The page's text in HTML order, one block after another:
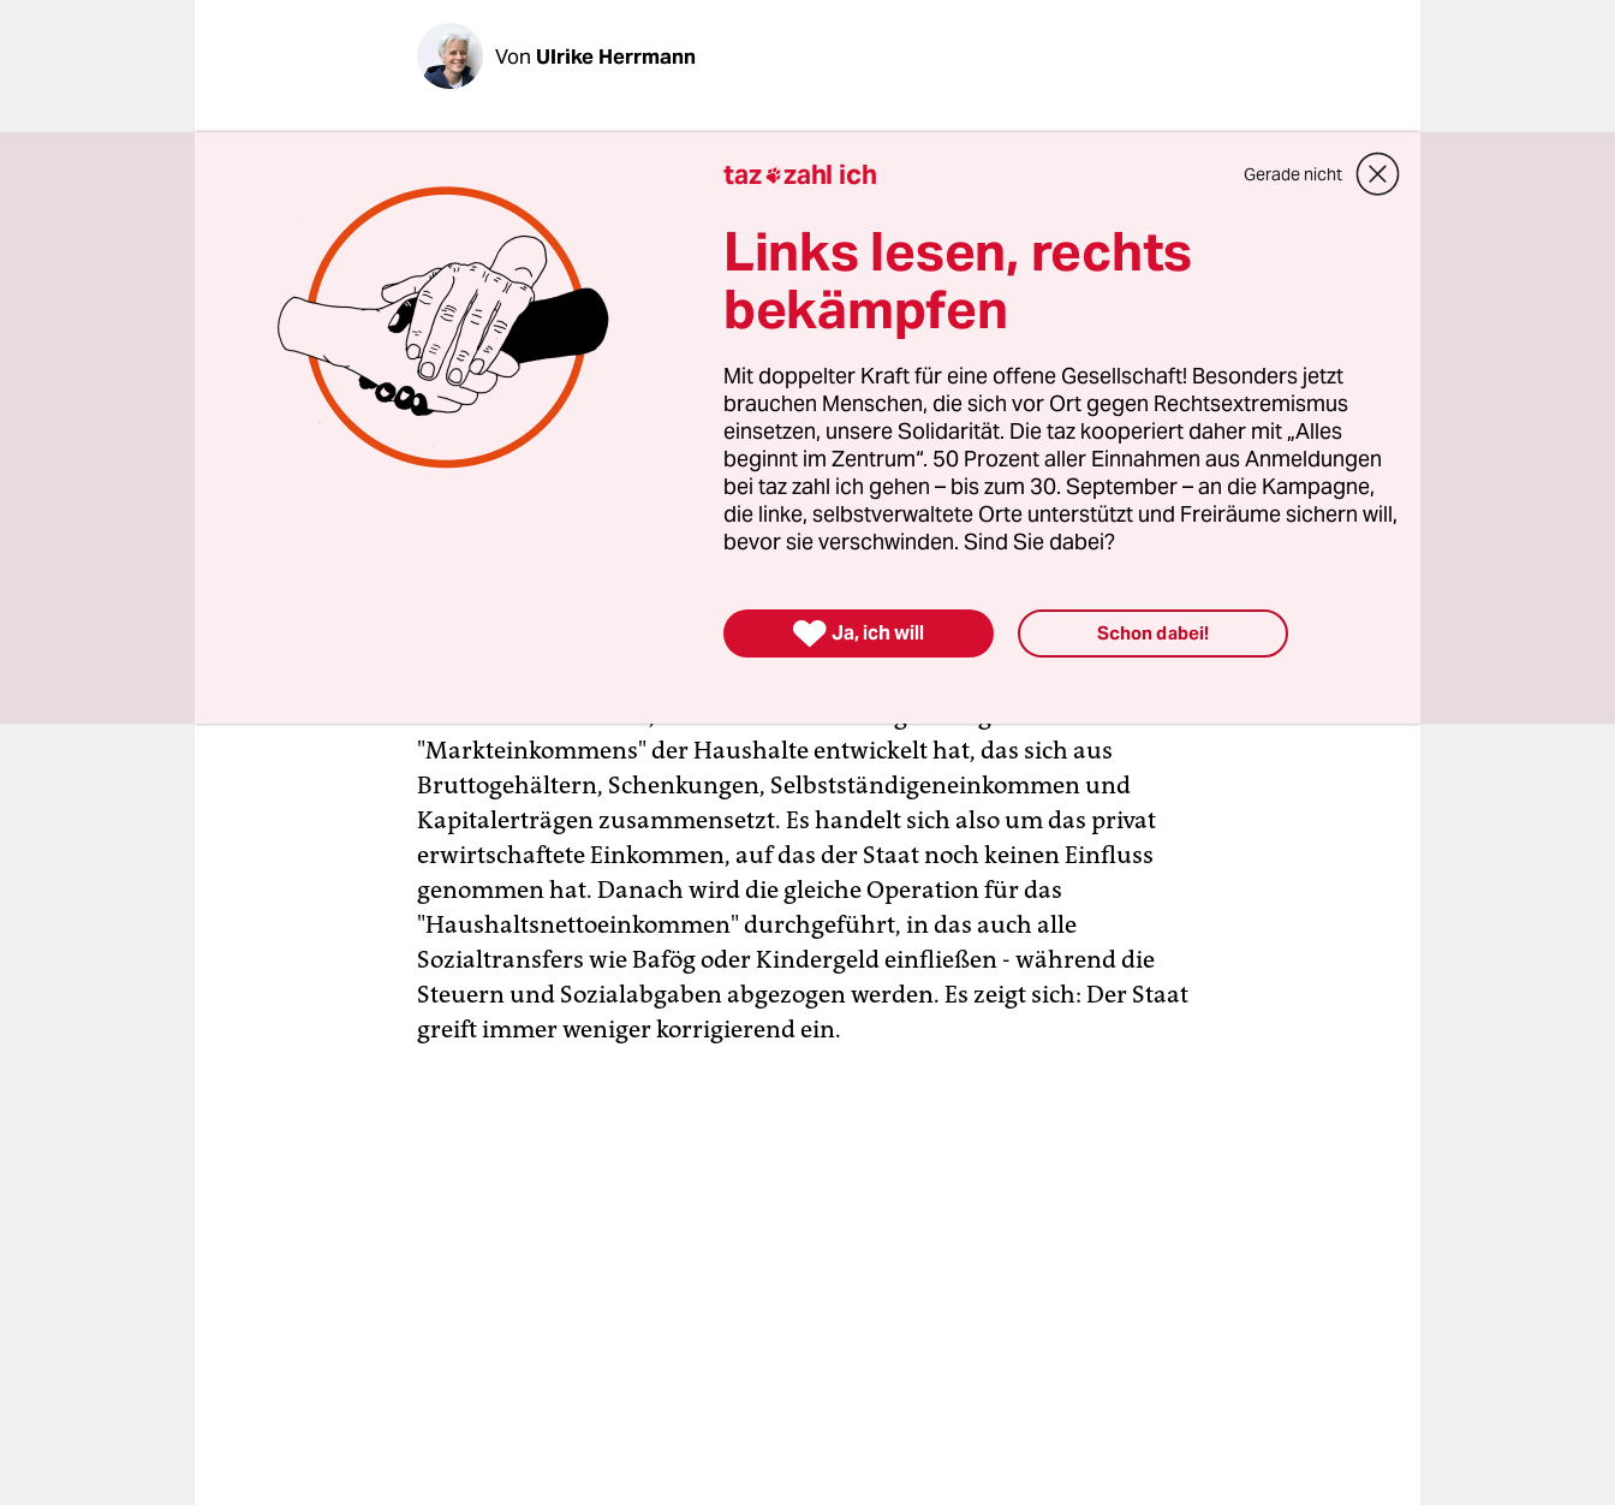
Von Ulrike Herrmann
BERLIN
Die Armut steigt in Deutschland. Aber Arbeitsminister Olaf
Scholz (SPD) beeilte sich klarzustellen, dass dafür nicht die Politik
verantwortlich ist. "Der Sozialstaat wirkt", verkündet er in seinem
Armutsbericht. Doch diese optimistische Lesart deckt sich nicht mit
den sozioökonomischen Daten. Im Gegenteil: Der Staat trägt dazu bei,
dass die Zahl der Armen zunimmt. Ausgerechnet die rot-grüne
Regierung war es, die den Sozialstaat ab 1998 ausgehöhlt hat.
Einschlägig ist eine Untersuchung von Ökonomen des Deutschen
Instituts für Wirtschaftsforschung. Jan Goebel und Peter Krause haben
herausgefunden, dass die Sozial- und Steuerpolitik immer weniger die
"Markteinkommens" der Haushalte entwickelt hat, das sich aus
Bruttogehältern, Schenkungen, Selbstständigeneinkommen und
Kapitalerträgen zusammensetzt. Es handelt sich also um das privat
erwirtschaftete Einkommen, auf das der Staat noch keinen Einfluss
genommen hat. Danach wird die gleiche Operation für das
"Haushaltsnettoeinkommen" durchgeführt, in das auch alle
Sozialtransfers wie Bafög oder Kindergeld einfließen - während die
Steuern und Sozialabgaben abgezogen werden. Es zeigt sich: Der Staat
greift immer weniger korrigierend ein.
taz zahl ich Gerade nicht
Links lesen, rechts
bekämpfen
Mit doppelter Kraft für eine offene Gesellschaft! Besonders jetzt
brauchen Menschen, die sich vor Ort gegen Rechtsextremismus
einsetzen, unsere Solidarität. Die taz kooperiert daher mit „Alles
beginnt im Zentrum“. 50 Prozent aller Einnahmen aus Anmeldungen
bei taz zahl ich gehen – bis zum 30. September – an die Kampagne,
die linke, selbstverwaltete Orte unterstützt und Freiräume sichern will,
bevor sie verschwinden. Sind Sie dabei?
 Ja, ich will Schon dabei!